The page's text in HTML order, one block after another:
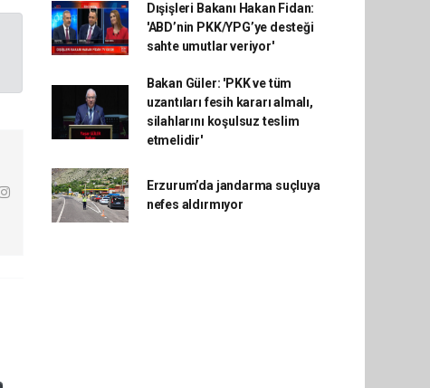
Dışişleri Bakanı Hakan Fidan:
'ABD’nin PKK/YPG’ye desteği
sahte umutlar veriyor'
Bakan Güler: 'PKK ve tüm
uzantıları fesih kararı almalı,
silahlarını koşulsuz teslim
etmelidir'
Erzurum’da jandarma suçluya
nefes aldırmıyor